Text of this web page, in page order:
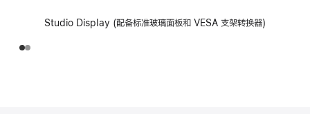
Studio Display (配备标准玻璃面板和 VESA 支架转换器)